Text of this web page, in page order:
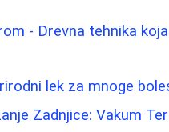
- Drevna tehnika
lek za mnoge
Zadnjice: Vakum